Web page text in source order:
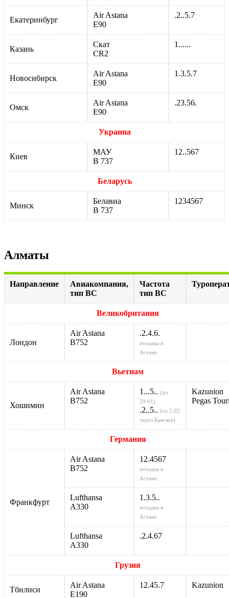
Екатеринбург
Air Astana
Е90
.2..5.7
Казань
Скат
CR2
1......
Новосибирск
Air Astana
Е90
1.3.5.7
Омск
Air Astana
Е90
.23.56.
Украина
Киев
МАУ
B 737
12..567
Беларусь
Минск
Белавиа
B 737
1234567
Алматы
Направление
Авиакомпания,
тип ВС
Частота
тип ВС
Великобритания
Лондон
Air Astana
В752
.2.4.6.
посадка в
Астане
Вьетнам
Хошимин
Air Astana
В752
1...5.. (до
29.01)
.2..5.. (со 2.02
через Бангкок)
Kazunion
Pegas
Германия
Франкфурт
Air Astana
В752
12.4567
посадка в
Астане
Lufthansa
А330
1.3.5..
посадка в
Астане
Lufthansa
А330
.2.4.67
Грузия
Тбилиси
Air Astana
E190
12.45.7 Kazunion